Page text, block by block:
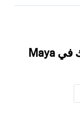
اعثر على نتائج أفضل لإقامتك في Maya